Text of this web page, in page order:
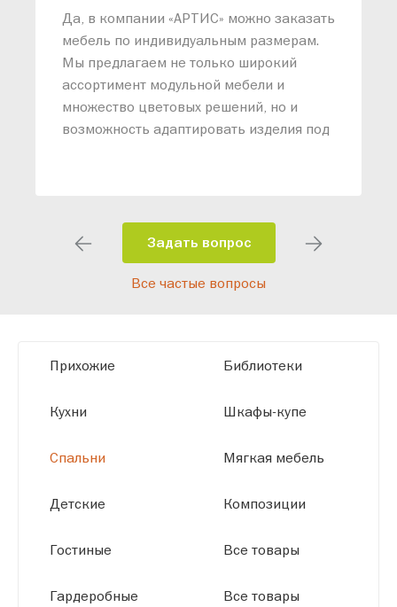
Да, в компании «АРТИС» можно заказать
мебель по индивидуальным размерам.
Мы предлагаем не только широкий
ассортимент модульной мебели и
множество цветовых решений, но и
возможность адаптировать изделия под
помещения и личные пожелания.
Благодаря современному
высокотехнологичному оборудованию
размерам.
Задать вопрос
Все частые вопросы
Прихожие
Кухни
Спальни
Детские
Гостиные
Гардеробные
Библиотеки
Шкафы-купе
Мягкая мебель
Композиции
Все товары
Все товары